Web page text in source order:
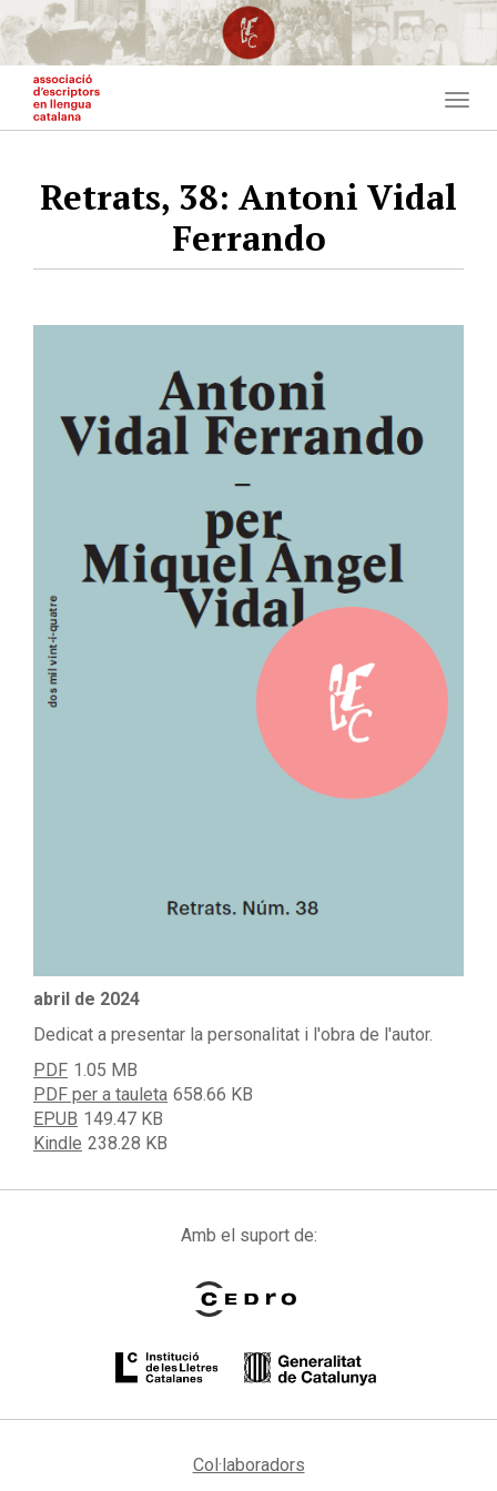
Vés
al
contingut
Retrats, 38: Antoni Vidal
Ferrando
abril de 2024
Dedicat a presentar la personalitat i l'obra de l'autor.
PDF 1.05 MB
PDF per a tauleta 658.66 KB
EPUB 149.47 KB
Kindle 238.28 KB
Amb el suport de:
Col·laboradors